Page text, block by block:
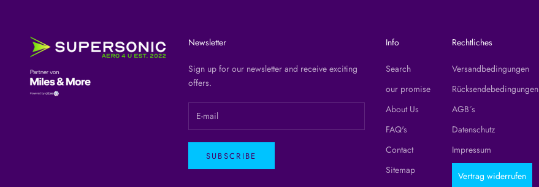
Newsletter
Sign up for our newsletter and receive exciting
offers.
SUBSCRIBE
Info
Search
our promise
About Us
FAQ's
Contact
Sitemap
Rechtliches
Versandbedingungen
Rücksendebedingungen
AGB´s
Datenschutz
Impressum
Vertrag widerrufen